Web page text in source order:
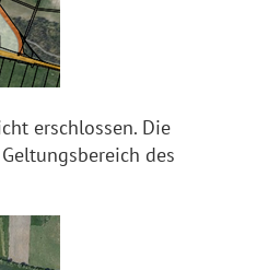
erschlossen. Die
des